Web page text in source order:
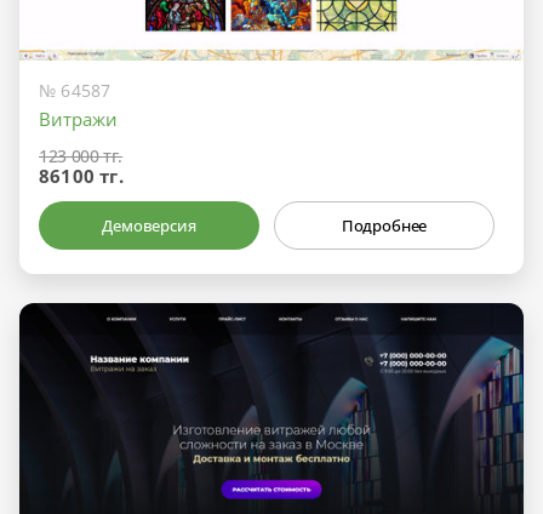
№ 64587
Витражи
123 000 тг.
86100 тг.
Демоверсия Подробнее